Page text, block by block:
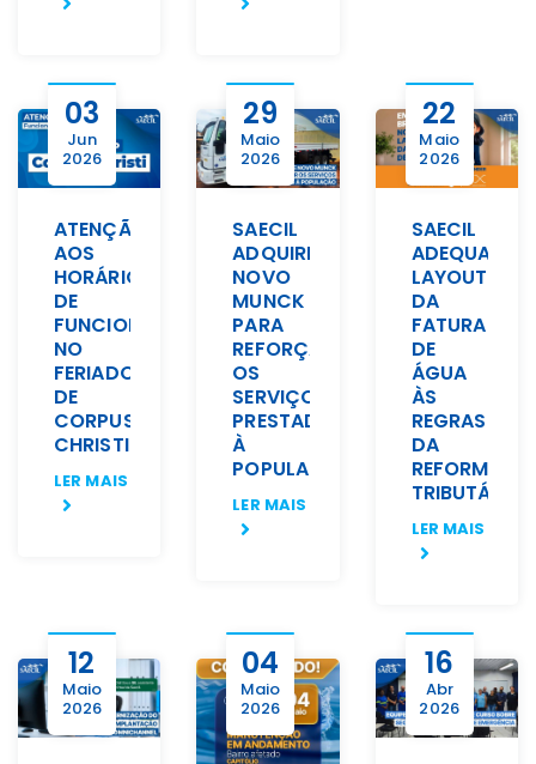
03
Jun
2026
ATENÇÃO
AOS
HORÁRIOS
DE
FUNCIONAMENTO
NO
FERIADO
DE
CORPUS
CHRISTI
LER MAIS
29
Maio
2026
SAECIL
ADQUIRE
NOVO
MUNCK
PARA
REFORÇAR
OS
SERVIÇOS
PRESTADOS
À
POPULAÇÃO
LER MAIS
22
Maio
2026
SAECIL
ADEQUARÁ
LAYOUT
DA
FATURA
DE
ÁGUA
ÀS
REGRAS
DA
REFORMA
TRIBUTÁRIA
LER MAIS
12
Maio
2026
04
Maio
2026
16
Abr
2026